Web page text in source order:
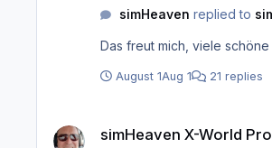
simHeaven replied to
Das freut mich, viele
August 1Aug 1 21 replies
simHeaven X-World